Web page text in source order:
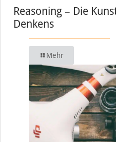
Reasoning – Die
Denkens
Mehr